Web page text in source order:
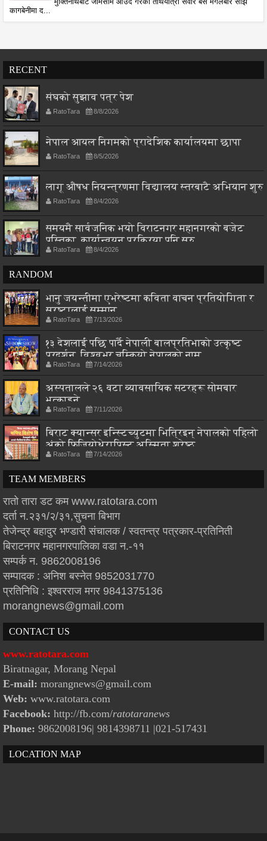
मुक्तिनाथबाट जोमसोम आउँदै गरेको तीर्थयात्री सवार बस मंगलबार साँझ
कागबेनीमा द...
RECENT
संघको सुझाव पत्र पेश
RatoTara 8/8/2026
नेपाल आयल निगमको प्रादेशिक कार्यालयमा छापा
RatoTara 8/5/2026
लागू औषध नियन्त्रणमा विद्यालय स्तरबाटै अभियान शुरु
RatoTara 8/4/2026
समयमै सार्वजनिक भयो विराटनगर महानगरको बजेट
पुस्तिका, कार्यान्वयन प्रक्रिया पनि सुरु
RatoTara 8/4/2026
RANDOM
भानु जयन्तीमा एभरेष्टमा कविता वाचन प्रतियोगिता र
स्रष्टालाई सम्मान
RatoTara 7/13/2026
१३ देशलाई पछि पार्दै नेपाली बालप्रतिभाको उत्कृष्ट
प्रदर्शन, विश्वभर चम्कियो नेपालको नाम
RatoTara 7/14/2026
अस्पतालले २६ वटा व्यावसायिक सटरहरू सोमबार
भत्काइने
RatoTara 7/11/2026
बिराट क्यान्सर इन्स्टिच्युटमा भित्रिइन् नेपालको पहिलो
अंको फिजियोथेरापिस्ट अस्मिता श्रेष्ठ
RatoTara 7/14/2026
TEAM MEMBERS
रातो तारा डट कम www.ratotara.com
दर्ता न.२३१/२/३१,सुचना बिभाग
तेजेन्द्र बहादुर भण्डारी संचालक / स्वतन्त्र पत्रकार-प्रतिनिती
बिराटनगर महानगरपालिका वडा न.-११
सम्पर्क न. 9862008196
सम्पादक : अनिश बस्नेत 9852031770
प्रतिनिधि : इश्वरराज मगर 9841375136
morangnews@gmail.com
CONTACT US
www.ratotara.com
Biratnagar, Morang Nepal
E-mail: morangnews@gmail.com
Web: www.ratotara.com
Facebook: http://fb.com/ratotaranews
Phone: 9862008196| 9814398711 |021-517431
LOCATION MAP